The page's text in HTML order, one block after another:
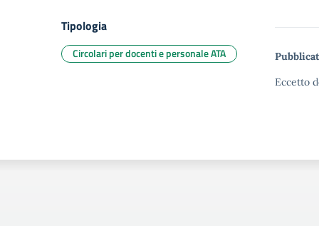
Eccetto
Tipologia
Circolari per docenti e personale ATA